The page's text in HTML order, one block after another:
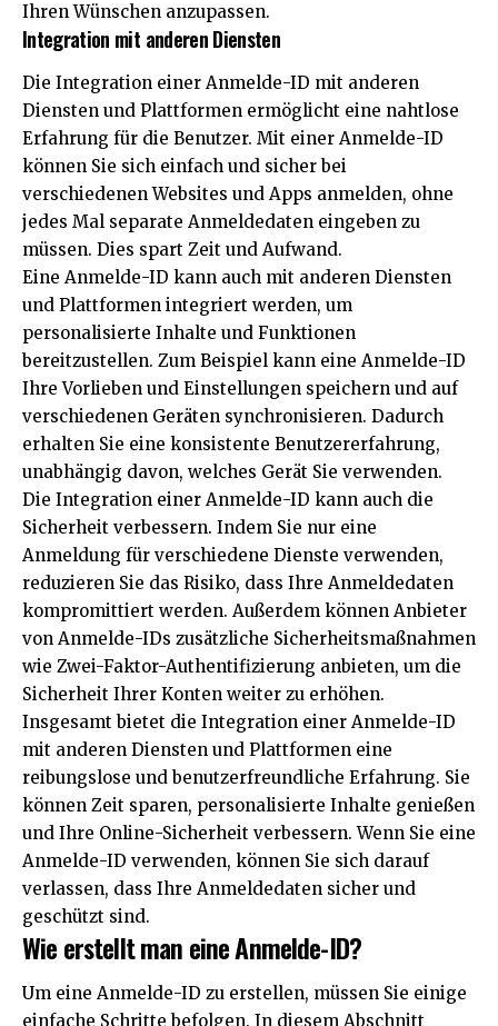
Ihren Wünschen anzupassen.
Integration mit anderen Diensten
Die Integration einer Anmelde-ID mit anderen
Diensten und Plattformen ermöglicht eine nahtlose
Erfahrung für die Benutzer. Mit einer Anmelde-ID
können Sie sich einfach und sicher bei
verschiedenen Websites und Apps anmelden, ohne
jedes Mal separate Anmeldedaten eingeben zu
müssen. Dies spart Zeit und Aufwand.
Eine Anmelde-ID kann auch mit anderen Diensten
und Plattformen integriert werden, um
personalisierte Inhalte und Funktionen
bereitzustellen. Zum Beispiel kann eine Anmelde-ID
Ihre Vorlieben und Einstellungen speichern und auf
verschiedenen Geräten synchronisieren. Dadurch
erhalten Sie eine konsistente Benutzererfahrung,
unabhängig davon, welches Gerät Sie verwenden.
Die Integration einer Anmelde-ID kann auch die
Sicherheit verbessern. Indem Sie nur eine
Anmeldung für verschiedene Dienste verwenden,
reduzieren Sie das Risiko, dass Ihre Anmeldedaten
kompromittiert werden. Außerdem können Anbieter
von Anmelde-IDs zusätzliche Sicherheitsmaßnahmen
wie Zwei-Faktor-Authentifizierung anbieten, um die
Sicherheit Ihrer Konten weiter zu erhöhen.
Insgesamt bietet die Integration einer Anmelde-ID
mit anderen Diensten und Plattformen eine
reibungslose und benutzerfreundliche Erfahrung. Sie
können Zeit sparen, personalisierte Inhalte genießen
und Ihre Online-Sicherheit verbessern. Wenn Sie eine
Anmelde-ID verwenden, können Sie sich darauf
verlassen, dass Ihre Anmeldedaten sicher und
geschützt sind.
Wie erstellt man eine Anmelde-ID?
Um eine Anmelde-ID zu erstellen, müssen Sie einige
einfache Schritte befolgen. In diesem Abschnitt